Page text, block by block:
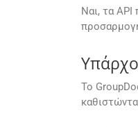
Ναι, τα API
Το